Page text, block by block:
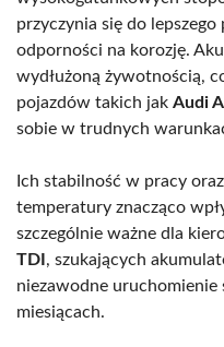
przyczynia się do
odporności na korozję.
wydłużoną żywotnością,
pojazdów takich jak Audi
sobie w trudnych
Ich stabilność w pracy
temperatury znacząco
szczególnie ważne dla
TDI , szukających
niezawodne uruchomienie
miesiącach.